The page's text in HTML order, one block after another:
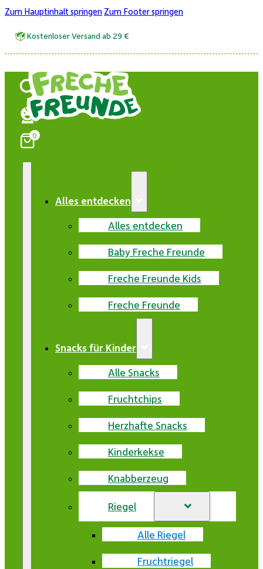
Zum Hauptinhalt springen Zum Footer springen
Kostenloser Versand ab 29 €
0
Alles entdecken
Alles entdecken
Baby Freche Freunde
Freche Freunde Kids
Freche Freunde
Snacks für Kinder
Alle Snacks
Fruchtchips
Herzhafte Snacks
Kinderkekse
Knabberzeug
Riegel
Alle Riegel
Fruchtriegel